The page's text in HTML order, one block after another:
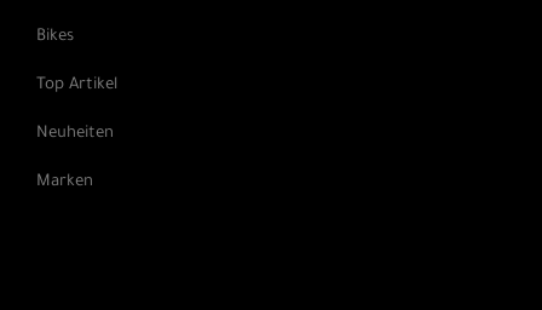
Bikes
Top Artikel
Neuheiten
Marken